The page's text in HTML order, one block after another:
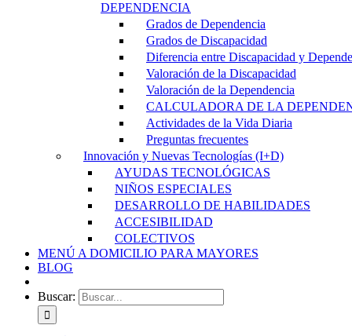
DEPENDENCIA
Grados de Dependencia
Grados de Discapacidad
Diferencia entre Discapacidad y
Valoración de la Discapacidad
Valoración de la Dependencia
CALCULADORA DE LA
Actividades de la Vida Diaria
Preguntas frecuentes
Innovación y Nuevas Tecnologías (I+D)
AYUDAS TECNOLÓGICAS
NIÑOS ESPECIALES
DESARROLLO DE HABILIDADES
ACCESIBILIDAD
COLECTIVOS
MENÚ A DOMICILIO PARA MAYORES
BLOG
Buscar: